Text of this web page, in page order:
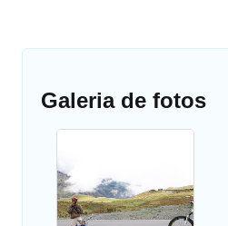
Galeria de fotos